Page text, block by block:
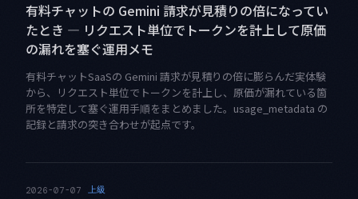
有料チャットの Gemini 請求が見積りの倍になってい
たとき — リクエスト単位でトークンを計上して原価
の漏れを塞ぐ運用メモ
有料チャットSaaSの Gemini 請求が見積りの倍に膨らんだ実体験
から、リクエスト単位でトークンを計上し、原価が漏れている箇
所を特定して塞ぐ運用手順をまとめました。usage_metadata の
記録と請求の突き合わせが起点です。
2026-07-07 上級